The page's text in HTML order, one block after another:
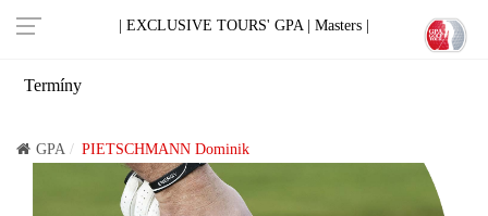
| EXCLUSIVE TOURS' GPA | Masters |
Termíny
GPA PIETSCHMANN Dominik